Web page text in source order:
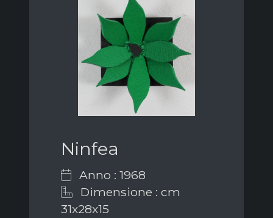
Ninfea
Anno : 1968
Dimensione : cm
31x28x15